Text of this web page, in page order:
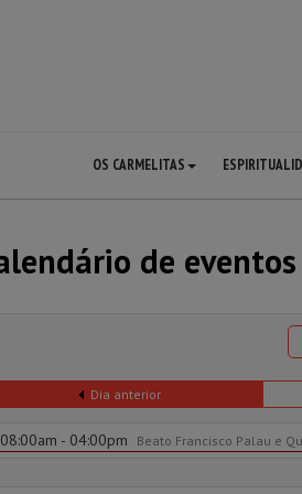
OS CARMELITAS
de eventos
Dia anterior
08:00am - 04:00pm Beato Francisco Palau e